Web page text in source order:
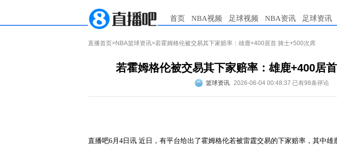
首页 NBA视频 足球视频 NBA资讯 足球资讯
直播首页>NBA篮球资讯>若霍姆格伦被交易其下家赔率：雄鹿+400居首 骑士+500次席
若霍姆格伦被交易其下家赔率：雄鹿+400居
篮球资讯 2026-06-04 00:48:37 已有98条评论
直播吧6月4日讯 近日，有平台给出了霍姆格伦若被雷霆交易的下家赔率，其中雄